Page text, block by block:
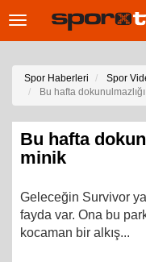
Toggle
Spor Haberleri Spor
Bu hafta
Bu hafta
minik
Geleceğin Survivor
fayda var. Ona bu
kocaman bir alkış...